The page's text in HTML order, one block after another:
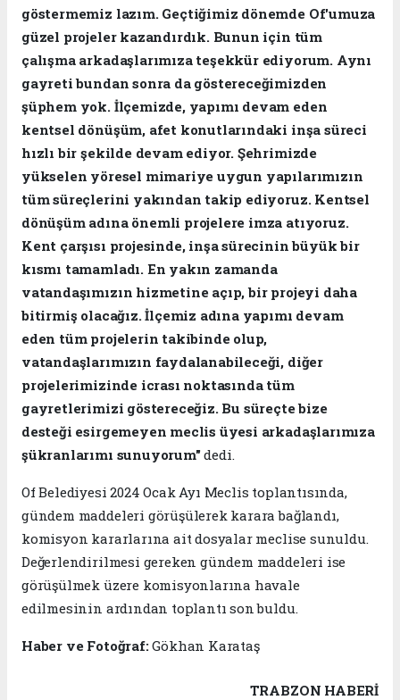
göstermemiz lazım. Geçtiğimiz dönemde Of'umuza
güzel projeler kazandırdık. Bunun için tüm
çalışma arkadaşlarımıza teşekkür ediyorum. Aynı
gayreti bundan sonra da göstereceğimizden
şüphem yok. İlçemizde, yapımı devam eden
kentsel dönüşüm, afet konutlarındaki inşa süreci
hızlı bir şekilde devam ediyor. Şehrimizde
yükselen yöresel mimariye uygun yapılarımızın
tüm süreçlerini yakından takip ediyoruz. Kentsel
dönüşüm adına önemli projelere imza atıyoruz.
Kent çarşısı projesinde, inşa sürecinin büyük bir
kısmı tamamladı. En yakın zamanda
vatandaşımızın hizmetine açıp, bir projeyi daha
bitirmiş olacağız. İlçemiz adına yapımı devam
eden tüm projelerin takibinde olup,
vatandaşlarımızın faydalanabileceği, diğer
projelerimizinde icrası noktasında tüm
gayretlerimizi göstereceğiz. Bu süreçte bize
desteği esirgemeyen meclis üyesi arkadaşlarımıza
şükranlarımı sunuyorum"dedi.
Of Belediyesi 2024 Ocak Ayı Meclis toplantısında,
gündem maddeleri görüşülerek karara bağlandı,
komisyon kararlarına ait dosyalar meclise sunuldu.
Değerlendirilmesi gereken gündem maddeleri ise
görüşülmek üzere komisyonlarına havale
edilmesinin ardından toplantı son buldu.
Haber ve Fotoğraf:Gökhan Karataş
TRABZON HABERİ